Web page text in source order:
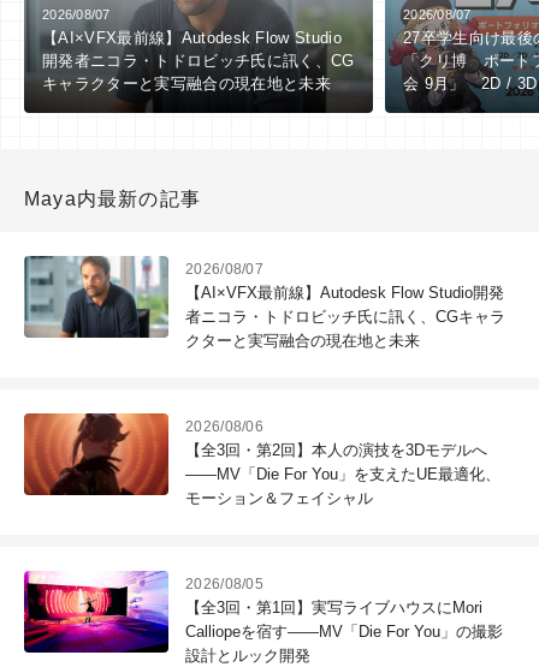
2026/08/07
【AI×VFX最前線】Autodesk Flow Studio
開発者ニコラ・トドロビッチ氏に訊く、CG
キャラクターと実写融合の現在地と未来
2026/08/07
27卒学生向け最
「クリ博 ポート
会 9月」 2D / 3D
向け ※9/1（火）
Maya内最新の記事
2026/08/07
【AI×VFX最前線】Autodesk Flow Studio開発
者ニコラ・トドロビッチ氏に訊く、CGキャラ
クターと実写融合の現在地と未来
2026/08/06
【全3回・第2回】本人の演技を3Dモデルへ
――MV「Die For You」を支えたUE最適化、
モーション＆フェイシャル
2026/08/05
【全3回・第1回】実写ライブハウスにMori
Calliopeを宿す――MV「Die For You」の撮影
設計とルック開発